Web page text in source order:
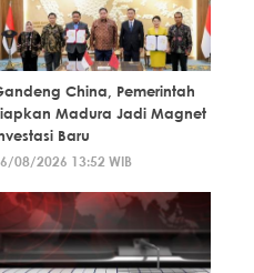
China, Pemerintah
Madura Jadi Magnet
Baru
08/2026 13:52 WIB